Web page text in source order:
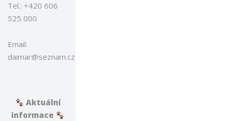
Tel.: +420 606
525 000
Email:
daimar@seznam.cz
Aktuální
informace